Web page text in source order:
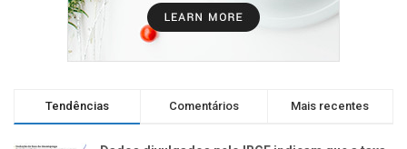
Tendências Comentários Mais recentes